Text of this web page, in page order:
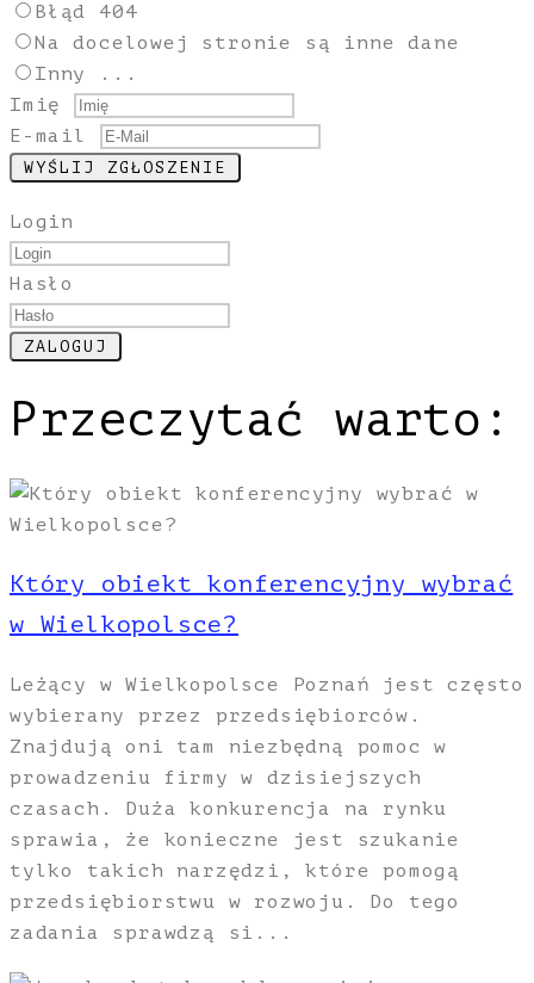
Błąd 404
Na docelowej stronie są inne dane
Inny ...
Imię
E-mail
Login
Hasło
Przeczytać warto:
Który obiekt konferencyjny wybrać
w Wielkopolsce?
Leżący w Wielkopolsce Poznań jest często
wybierany przez przedsiębiorców.
Znajdują oni tam niezbędną pomoc w
prowadzeniu firmy w dzisiejszych
czasach. Duża konkurencja na rynku
sprawia, że konieczne jest szukanie
tylko takich narzędzi, które pomogą
przedsiębiorstwu w rozwoju. Do tego
zadania sprawdzą si...